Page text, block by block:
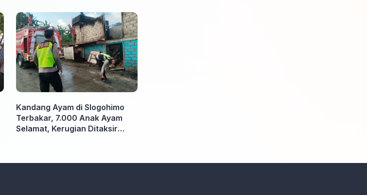
Kandang Ayam di Slogohimo
Terbakar, 7.000 Anak Ayam
Selamat, Kerugian Ditaksir